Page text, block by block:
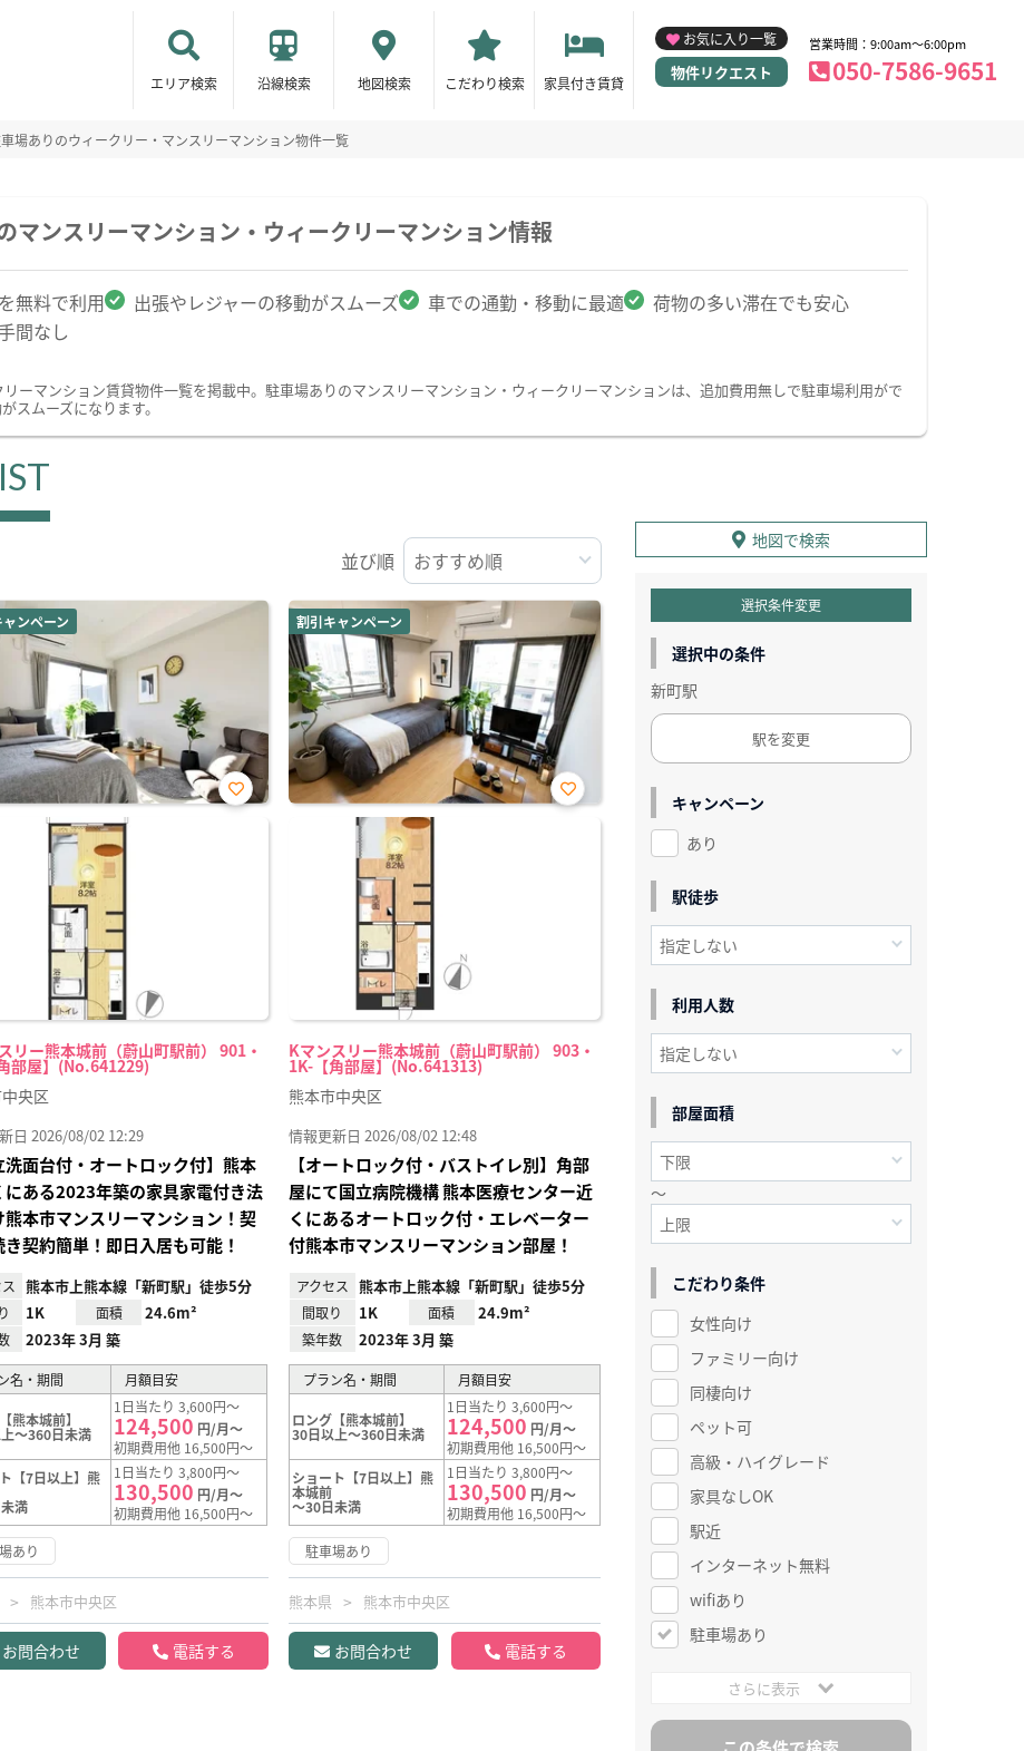
エリア検索 沿線検索 地図検索 こだわり検索 家具付き賃貸
お気に入り一覧
物件リクエスト
営業時間：9:00am～6:00pm
050-7586-9651
場ありのウィークリー・マンスリーマンション物件一覧
マンスリーマンション・ウィークリーマンション情報
無料で利用 出張やレジャーの移動がスムーズ 車での通勤・移動に最適
荷物の多い滞在でも安心
間なし
ーマンション賃貸物件一覧を掲載中。駐車場ありのマンスリーマンション・ウィークリーマンションは、追加費用無しで駐車場利用がで
スムーズになります。
並び順
ンペーン
リー熊本城前（蔚山町駅前） 901・
部屋】(No.641229)
お気
央区
日 2026/08/02 12:29
洗面台付・オートロック付】熊本
にある2023年築の家具家電付き法
熊本市マンスリーマンション！契
契約簡単！即日入居も可能！
熊本市上熊本線「新町駅」徒歩5分
1K 面積 24.6m²
2023年 3月 築
名・期間 月額目安
熊本城前】
～360日未満
1日当たり 3,600円～
124,500 円/月～
初期費用他 16,500円～
【7日以上】熊
満
1日当たり 3,800円～
130,500 円/月～
初期費用他 16,500円～
あり
熊本市中央区
お問合わせ 電話する
割引キャンペーン
Kマンスリー熊本城前（蔚山町駅前） 903・
1K-【角部屋】(No.641313)
お気
熊本市中央区
情報更新日 2026/08/02 12:48
【オートロック付・バストイレ別】角部
屋にて国立病院機構 熊本医療センター近
くにあるオートロック付・エレベーター
付熊本市マンスリーマンション部屋！
アクセス 熊本市上熊本線「新町駅」徒歩5分
間取り 1K 面積 24.9m²
築年数 2023年 3月 築
プラン名・期間 月額目安
ロング【熊本城前】
30日以上～360日未満
1日当たり 3,600円～
124,500 円/月～
初期費用他 16,500円～
ショート【7日以上】熊
本城前
～30日未満
1日当たり 3,800円～
130,500 円/月～
初期費用他 16,500円～
駐車場あり
熊本県 熊本市中央区
お問合わせ 電話する
地図で検索
選択条件変更
選択中の条件
新町駅
駅を変更
キャンペーン
あり
駅徒歩
利用人数
部屋面積
～
こだわり条件
女性向け
ファミリー向け
同棲向け
ペット可
高級・ハイグレード
家具なしOK
駅近
インターネット無料
wifiあり
駐車場あり
さらに表示